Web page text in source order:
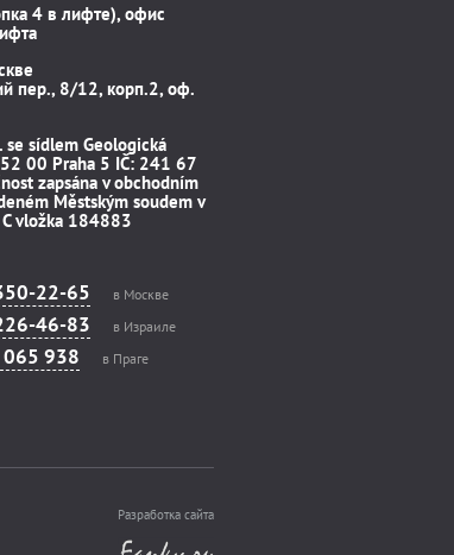
4 в лифте), офис
пер., 8/12, корп.2, оф.
se sídlem Geologická
00 Praha 5 IČ: 241 67
zapsána v obchodním
Městským soudem v
vložka 184883
22-65 в Москве
46-83 в Израиле
938 в Праге
Разработка сайта